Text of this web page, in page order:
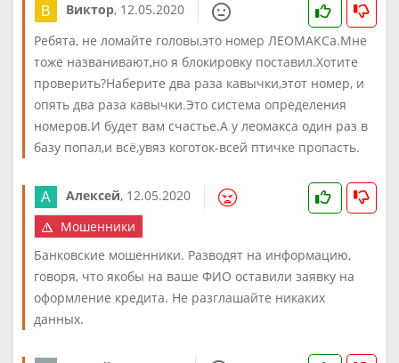
Виктор, 12.05.2020
Ребята, не ломайте головы,это номер ЛЕОМАКСа.Мне
тоже названивают,но я блокировку поставил.Хотите
проверить?Наберите два раза кавычки,этот номер, и
опять два раза кавычки.Это система определения
номеров.И будет вам счастье.А у леомакса один раз в
базу попал,и всё,увяз коготок-всей птичке пропасть.
Алексей, 12.05.2020
Мошенники
Банковские мошенники. Разводят на информацию,
говоря, что якобы на ваше ФИО оставили заявку на
оформление кредита. Не разглашайте никаких
данных.